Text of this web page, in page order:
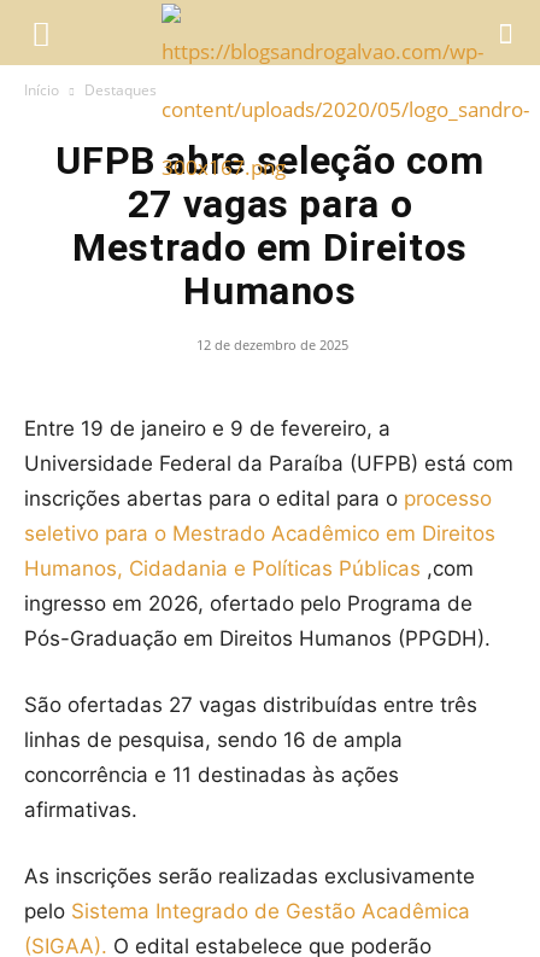
Início Destaques
UFPB abre seleção com
27 vagas para o
Mestrado em Direitos
Humanos
12 de dezembro de 2025
Entre 19 de janeiro e 9 de fevereiro, a
Universidade Federal da Paraíba (UFPB) está com
inscrições abertas para o edital para o processo
seletivo para o Mestrado Acadêmico em Direitos
Humanos, Cidadania e Políticas Públicas ,com
ingresso em 2026, ofertado pelo Programa de
Pós-Graduação em Direitos Humanos (PPGDH).
São ofertadas 27 vagas distribuídas entre três
linhas de pesquisa, sendo 16 de ampla
concorrência e 11 destinadas às ações
afirmativas.
As inscrições serão realizadas exclusivamente
pelo Sistema Integrado de Gestão Acadêmica
(SIGAA). O edital estabelece que poderão